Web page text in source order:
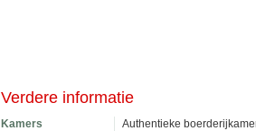
Verdere informatie
Kamers
Authentieke